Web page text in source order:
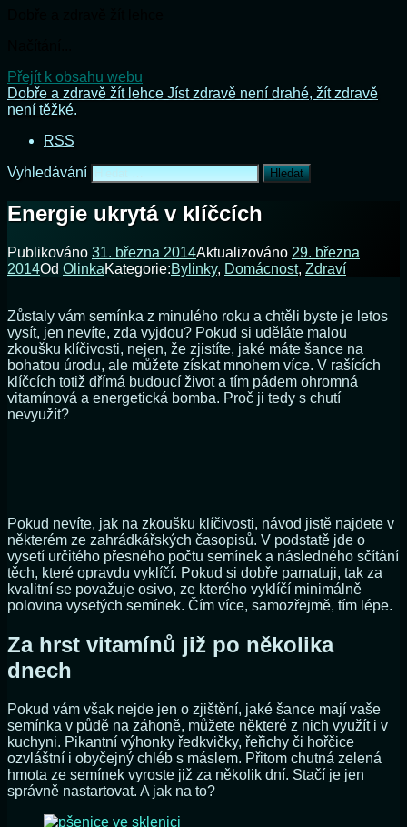
Přejít k obsahu webu
Dobře a zdravě žít lehce Jíst zdravě není drahé, žít zdravě
není těžké.
RSS
Vyhledávání
Energie ukrytá v klíčcích
Publikováno 31. března 2014Aktualizováno 29. března
2014Od OlinkaKategorie:Bylinky, Domácnost, Zdraví
Zůstaly vám semínka z minulého roku a chtěli byste je letos
vysít, jen nevíte, zda vyjdou? Pokud si uděláte malou
zkoušku klíčivosti, nejen, že zjistíte, jaké máte šance na
bohatou úrodu, ale můžete získat mnohem více. V rašících
klíčcích totiž dřímá budoucí život a tím pádem ohromná
vitamínová a energetická bomba. Proč ji tedy s chutí
nevyužít?
Pokud nevíte, jak na zkoušku klíčivosti, návod jistě najdete v
některém ze zahrádkářských časopisů. V podstatě jde o
vysetí určitého přesného počtu semínek a následného sčítání
těch, které opravdu vyklíčí. Pokud si dobře pamatuji, tak za
kvalitní se považuje osivo, ze kterého vyklíčí minimálně
polovina vysetých semínek. Čím více, samozřejmě, tím lépe.
Za hrst vitamínů již po několika
dnech
Pokud vám však nejde jen o zjištění, jaké šance mají vaše
semínka v půdě na záhoně, můžete některé z nich využít i v
kuchyni. Pikantní výhonky ředkvičky, řeřichy či hořčice
ozvláštní i obyčejný chléb s máslem. Přitom chutná zelená
hmota ze semínek vyroste již za několik dní. Stačí je jen
správně nastartovat. A jak na to?